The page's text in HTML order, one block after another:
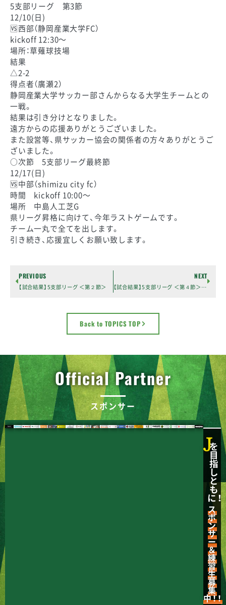
5支部リーグ 第3節
12/10(日)
🆚西部（静岡産業大学FC）
kickoff 12:30〜
場所：草薙球技場
結果
△2-2
得点者（廣瀬2）
静岡産業大学サッカー部さんからなる大学生チームとの
一戦。
結果は引き分けとなりました。
遠方からの応援ありがとうございました。
また設営等、県サッカー協会の関係者の方々ありがとうご
ざいました。
○次節 5支部リーグ最終節
12/17(日)
🆚中部（shimizu city fc）
時間 kickoff 10:00〜
場所 中島人工芝G
県リーグ昇格に向けて、今年ラストゲームです。
チーム一丸で全てを出します。
引き続き、応援宜しくお願い致します。
PREVIOUS
【試合結果】5支部リーグ ＜第２節＞
NEXT
【試合結果】5支部リーグ ＜第４節＞ 県３部へ昇格！
Back to TOPICS TOP
Official Partner
スポンサー
Jを
目
指
し
と
も
に！
ス
ポ
ン
サ
ー
＆
練
習
生
募
集
中！！